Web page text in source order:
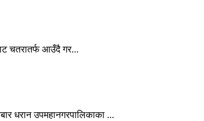
चतरातर्फ आउँदै गर...
धरान उपमहानगरपालिकाका ...